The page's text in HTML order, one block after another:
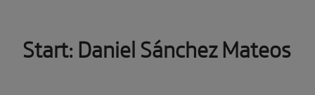
Start: Daniel Sánchez Mateos